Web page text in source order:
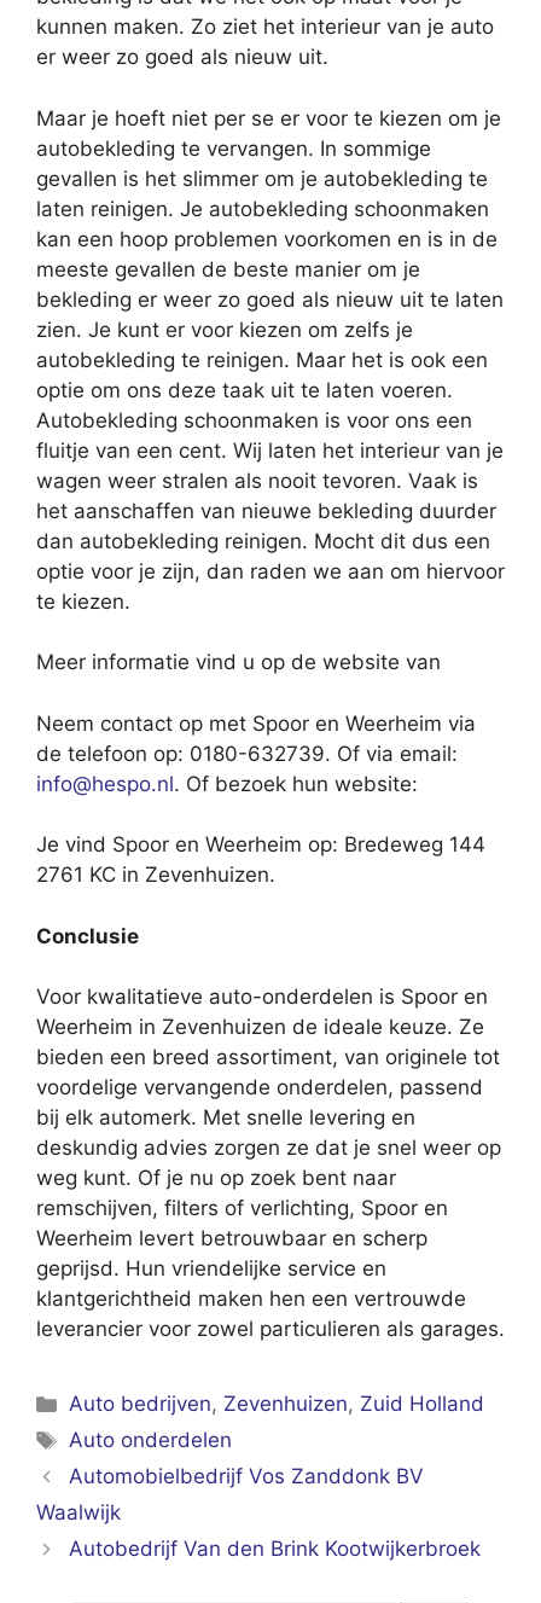
kunnen maken. Zo ziet het interieur van je auto
er weer zo goed als nieuw uit.
Maar je hoeft niet per se er voor te kiezen om je
autobekleding te vervangen. In sommige
gevallen is het slimmer om je autobekleding te
laten reinigen. Je autobekleding schoonmaken
kan een hoop problemen voorkomen en is in de
meeste gevallen de beste manier om je
bekleding er weer zo goed als nieuw uit te laten
zien. Je kunt er voor kiezen om zelfs je
autobekleding te reinigen. Maar het is ook een
optie om ons deze taak uit te laten voeren.
Autobekleding schoonmaken is voor ons een
fluitje van een cent. Wij laten het interieur van je
wagen weer stralen als nooit tevoren. Vaak is
het aanschaffen van nieuwe bekleding duurder
dan autobekleding reinigen. Mocht dit dus een
optie voor je zijn, dan raden we aan om hiervoor
te kiezen.
Meer informatie vind u op de website van
Neem contact op met Spoor en Weerheim via
de telefoon op: 0180-632739. Of via email:
info@hespo.nl. Of bezoek hun website:
Je vind Spoor en Weerheim op: Bredeweg 144
2761 KC in Zevenhuizen.
Conclusie
Voor kwalitatieve auto-onderdelen is Spoor en
Weerheim in Zevenhuizen de ideale keuze. Ze
bieden een breed assortiment, van originele tot
voordelige vervangende onderdelen, passend
bij elk automerk. Met snelle levering en
deskundig advies zorgen ze dat je snel weer op
weg kunt. Of je nu op zoek bent naar
remschijven, filters of verlichting, Spoor en
Weerheim levert betrouwbaar en scherp
geprijsd. Hun vriendelijke service en
klantgerichtheid maken hen een vertrouwde
leverancier voor zowel particulieren als garages.
Categorieën
Auto bedrijven, Zevenhuizen, Zuid Holland
Tags
Auto onderdelen
Automobielbedrijf Vos Zanddonk BV
Waalwijk
Autobedrijf Van den Brink Kootwijkerbroek